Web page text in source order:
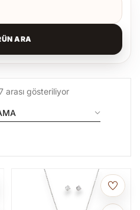
ARA
arası gösteriliyor